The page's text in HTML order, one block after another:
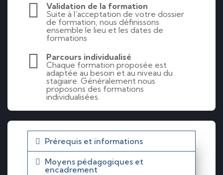
Validation de la formation
Suite à l’acceptation de votre dossier
de formation, nous définissons
ensemble le lieu et les dates de
formations
Parcours individualisé
Chaque formation proposée est
adaptée au besoin et au niveau du
stagiaire. Généralement nous
proposons des formations
individualisées.
Prérequis et informations
Moyens pédagogiques et
encadrement